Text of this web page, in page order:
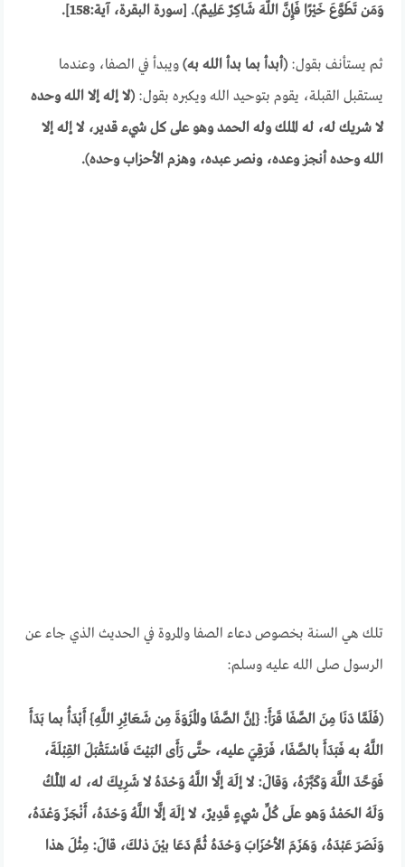
وَمَن تَطَوَّعَ خَيْرًا فَإِنَّ اللَّهَ شَاكِرٌ عَلِيمٌ). [سورة البقرة، آية:158].
ثم يستأنف بقول:(أبدأ بما بدأ الله به)ويبدأ في الصفا، وعندما
يستقبل القبلة، يقوم بتوحيد الله ويكبره بقول:(لا إله إلا الله وحده
لا شريك له، له الملك وله الحمد وهو على كل شيء قدير، لا إله إلا
الله وحده أنجز وعده، ونصر عبده، وهزم الأحزاب وحده).
تلك هي السنة بخصوص دعاء الصفا والمروة في الحديث الذي جاء عن
الرسول صلى الله عليه وسلم:
(فَلَمَّا دَنَا مِنَ الصَّفَا قَرَأَ: {إنَّ الصَّفَا والْمَرْوَةَ مِن شَعَائِرِ اللَّهِ} أَبْدَأُ بما بَدَأَ
اللَّهُ به فَبَدَأَ بالصَّفَا، فَرَقِيَ عليه، حتَّى رَأَى البَيْتَ فَاسْتَقْبَلَ القِبْلَةَ،
فَوَحَّدَ اللَّهَ وَكَبَّرَهُ، وَقالَ: لا إلَهَ إلَّا اللَّهُ وَحْدَهُ لا شَرِيكَ له، له المُلْكُ
وَلَهُ الحَمْدُ وَهو علَى كُلِّ شيءٍ قَدِيرٌ، لا إلَهَ إلَّا اللَّهُ وَحْدَهُ، أَنْجَزَ وَعْدَهُ،
وَنَصَرَ عَبْدَهُ، وَهَزَمَ الأحْزَابَ وَحْدَهُ ثُمَّ دَعَا بيْنَ ذلكَ، قالَ: مِثْلَ هذا